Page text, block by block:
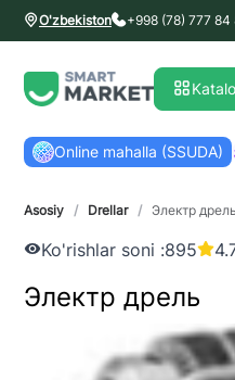
O'zbekiston +998 (78) 777 84
Online mahalla (SSUDA)
Asosiy / Drellar / Электр дрель
Ko'rishlar soni :895
Электр дрель